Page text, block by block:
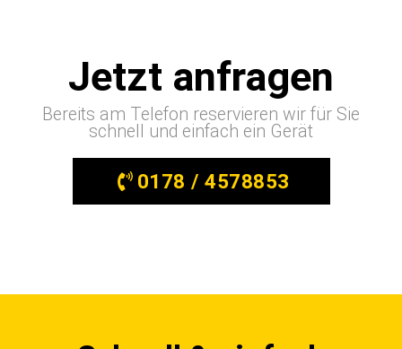
Jetzt anfragen
Bereits am Telefon reservieren wir für Sie
schnell und einfach ein Gerät
0178 / 4578853